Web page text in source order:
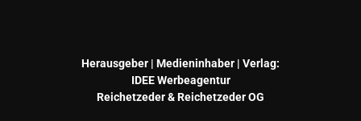
Herausgeber | Medieninhaber | Verlag:
IDEE Werbeagentur
Reichetzeder & Reichetzeder OG